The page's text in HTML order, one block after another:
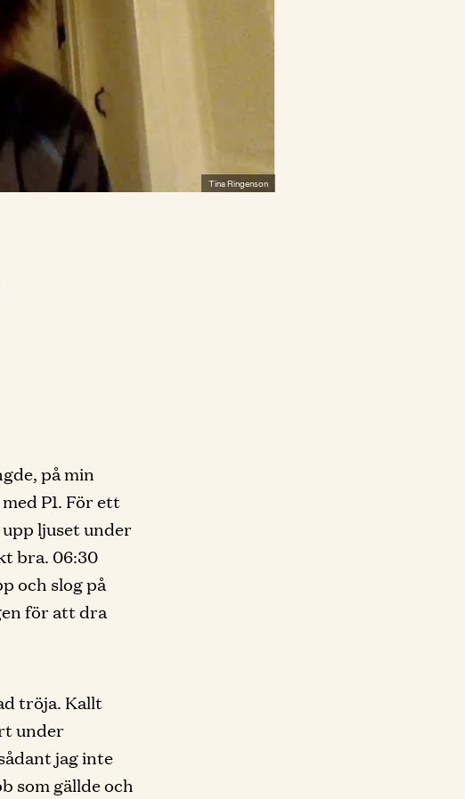
Tina Ringenson
på min
P1. För ett
ljuset under
bra. 06:30
och slog på
för att dra
tröja. Kallt
under
jag inte
som gällde och